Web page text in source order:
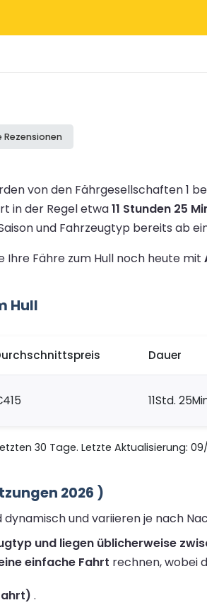
Rezensionen
von den Fährgesellschaften 1
in der Regel etwa11 Stunden 25
und Fahrzeugtyp bereits ab
Ihre Fähre zum Hull noch heute mit
Hull
Dauer
11Std.
30 Tage. Letzte Aktualisierung:
2026 )
und variieren je nach
und liegen üblicherweise
einfache Fahrt rechnen, wobei
.